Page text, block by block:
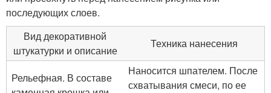
последующих слоев.
Вид декоративной
штукатурки и описание
Техника нанесения
Рельефная. В составе
Наносится шпателем. После
схватывания смеси, по ее